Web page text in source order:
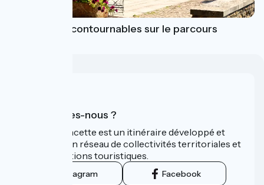
10 villages incontournables sur le parcours
Qui sommes-nous ?
La Vélo Francette est un itinéraire développé et
promu par un réseau de collectivités territoriales et
leurs institutions touristiques.
Instagram Facebook